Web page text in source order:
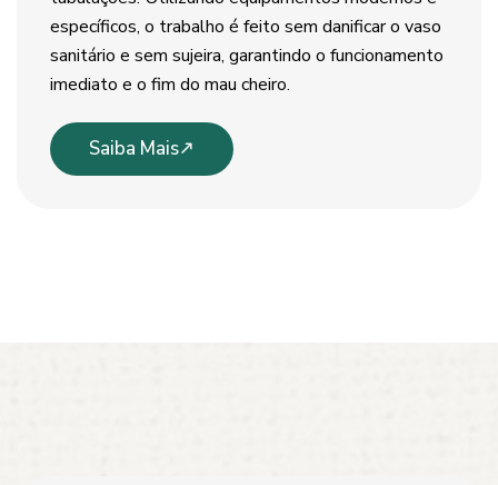
específicos, o trabalho é feito sem danificar o vaso
sanitário e sem sujeira, garantindo o funcionamento
imediato e o fim do mau cheiro.
Saiba Mais